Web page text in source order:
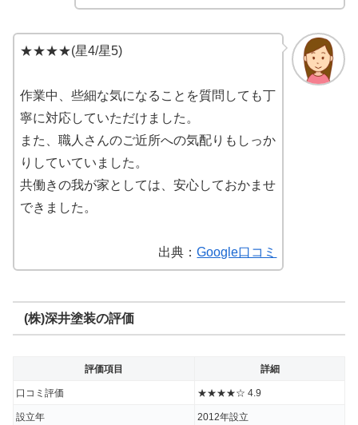
★★★★(星4/星5)
作業中、些細な気になることを質問しても丁
寧に対応していただけました。
また、職人さんのご近所への気配りもしっか
りしていていました。
共働きの我が家としては、安心しておかませ
できました。
出典：Google口コミ
(株)深井塗装の評価
評価項目 詳細
口コミ評価 ★★★★☆ 4.9
設立年 2012年設立